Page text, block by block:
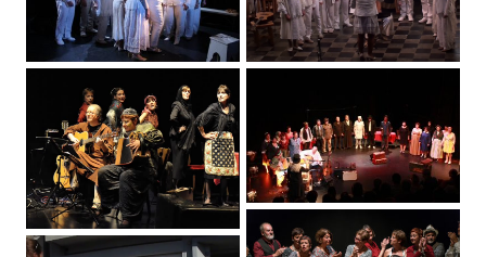
In piazza tutti – Extraits du disque
In piazza tutti – Extraits du spectacle